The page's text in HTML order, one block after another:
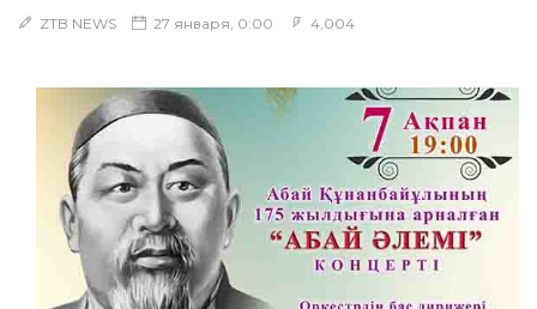
ZTB NEWS 27 января, 0:00 4,004